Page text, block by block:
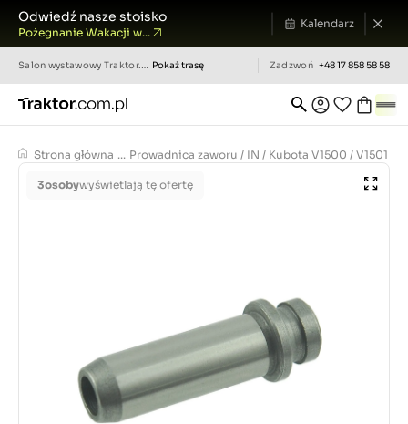
Odwiedź nasze stoisko
Pożegnanie Wakacji w...
Kalendarz
Salon wystawowy Traktor.com.pl Pokaż trasę Zadzwoń +48 17 858 58 58
Strona główna ... Prowadnica zaworu / IN / Kubota V1500 / V1501 /
3osobywyświetlają tę ofertę